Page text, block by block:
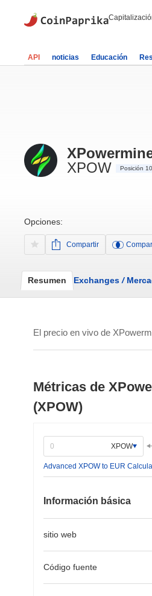
API noticias Educación
XPOW
Posición
Opciones:
Compartir
Resumen Exchanges /
El precio en vivo de
Métricas de
(XPOW)
XPOW
Advanced XPOW to EUR
Información básica
sitio web
Código fuente